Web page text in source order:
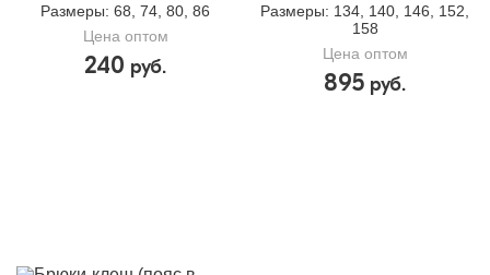
Размеры: 68, 74, 80, 86
Цена оптом
240 руб.
Размеры: 134, 140, 146, 152,
158
Цена оптом
895 руб.